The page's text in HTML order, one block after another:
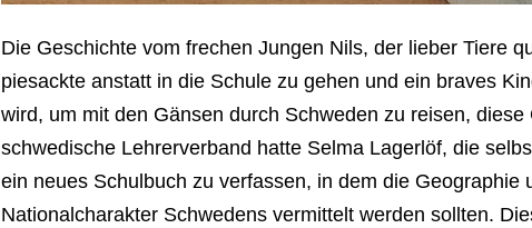
Die Geschichte vom frechen Jungen Nils, der lieber Tiere
piesackte anstatt in die Schule zu gehen und ein braves
wird, um mit den Gänsen durch Schweden zu reisen,
schwedische Lehrerverband hatte Selma Lagerlöf, die
ein neues Schulbuch zu verfassen, in dem die
Nationalcharakter Schwedens vermittelt werden sollten.